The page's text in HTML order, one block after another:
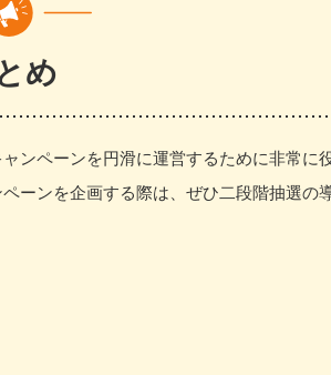
め
ンペーンを円滑に運営するために非常に
ンを企画する際は、ぜひ二段階抽選の